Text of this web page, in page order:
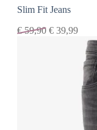
Slim Fit Jeans
€59,90 € 39,99